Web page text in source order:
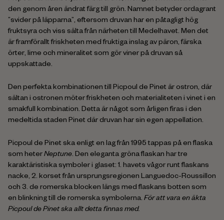
den genom åren ändrat färg till grön. Namnet betyder ordagrant
”svider på läpparna”, eftersom druvan har en påtagligt hög
fruktsyra och viss sälta från närheten till Medelhavet. Men det
är framförallt friskheten med fruktiga inslag av päron, färska
örter, lime och mineralitet som gör viner på druvan så
uppskattade.
Den perfekta kombinationen till Picpoul de Pinet är ostron, där
sältan i ostronen möter friskheten och materialiteten i vinet i en
smakfull kombination. Detta är något som årligen firas i den
medeltida staden Pinet där druvan har sin egen appellation.
Picpoul de Pinet ska enligt en lag från 1995 tappas på en flaska
som heterNeptune. Den eleganta gröna flaskan har tre
karaktäristiska symboler i glaset: 1. havets vågor runt flaskans
nacke, 2. korset från ursprungsregionen Languedoc-Roussillon
och 3. de romerska blocken längs med flaskans botten som
en blinkning till de romerska symbolerna. För att vara en äkta
Picpoul de Pinet ska allt detta finnas med.